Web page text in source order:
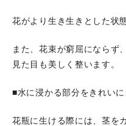
花がより生き生きとした状
また、花束が窮屈にならず
見た目も美しく整います。
■水に浸かる部分をきれいに
花瓶に生ける際には、茎を